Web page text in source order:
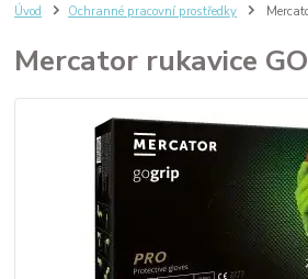
Úvod Ochranné pracovní prostředky
Mercator rukavice